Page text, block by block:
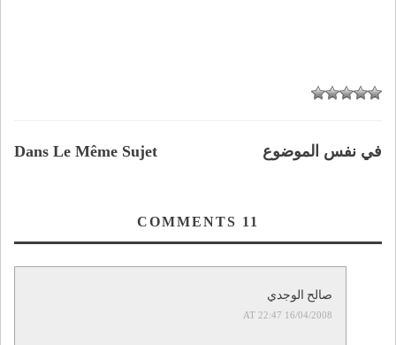
Dans Le Même Sujet في نفس الموضوع
11
صالح الوجدي
16/04/2008 AT 22:47